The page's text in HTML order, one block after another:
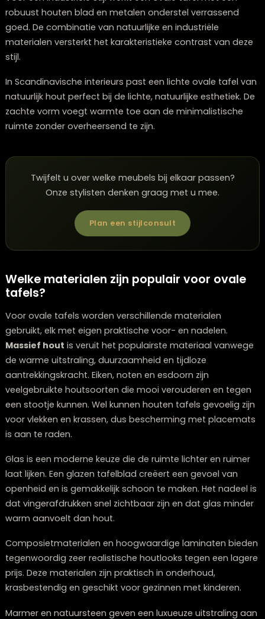
vaak in traditionele stijlen voorkomen.
In moderne interieurs voegt een ovale tafel met
lijnen en minimalistische onderstellen een subtiele
organische vorm toe die de strengheid van
meubels verzacht. Dit creëert een aangename balans
de ruimte. Denk aan een ovale tafel met een wit of
blad en slanke metalen poten. Combineer met
verlichtingen comfortabelefauteuils
Voor een industriële stijl werkt een ovale tafel met een
robuust houten blad en metalen onderstel verrassend
goed. De combinatie van natuurlijke en industriële
materialen versterkt het karakteristieke contrast van
natuurlijk hout perfect bij de lichte, natuurlijke
zachte vorm voegt warmte toe aan de
ruimte zonder overheersend te zijn.
Twijfelt u over welke meubels bij elkaar passen?
Onze stylisten denken graag met u mee.
Plan een stijlconsult
Welke materialen zijn populair voor
tafels?
gebruikt, elk met eigen praktische voor- en nadelen.
Massief houtis veruit het populairste materiaal
de warme uitstraling, duurzaamheid en tijdloze
aantrekkingskracht. Eiken, noten en esdoorn zijn
veelgebruikte houtsoorten die mooi verouderen en